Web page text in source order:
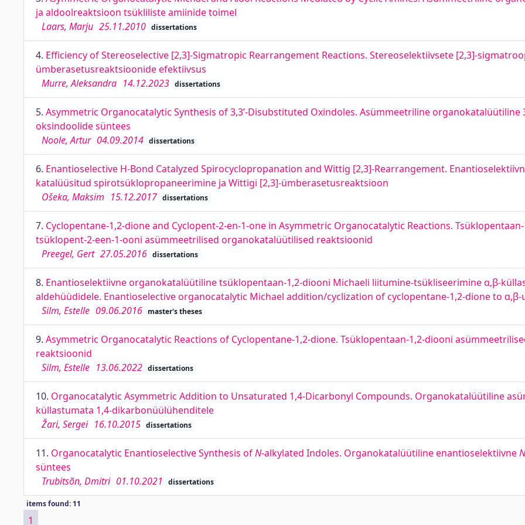
ja aldoolreaktsioon tsükliliste amiinide toimel
Laars, Marju 25.11.2010 dissertations
4. Efficiency of Stereoselective [2,3]-Sigmatropic Rearrangement Reactions. Stereoselektiivsete [2,3]-
ümberasetusreaktsioonide efektiivsus
Murre, Aleksandra 14.12.2023 dissertations
5. Asymmetric Organocatalytic Synthesis of 3,3’-Disubstituted Oxindoles. Asümmeetriline organokatalüütiline
oksindoolide süntees
Noole, Artur 04.09.2014 dissertations
6. Enantioselective H-Bond Catalyzed Spirocyclopropanation and Wittig [2,3]-Rearrangement.
katalüüsitud spirotsüklopropaneerimine ja Wittigi [2,3]-ümberasetusreaktsioon
Ošeka, Maksim 15.12.2017 dissertations
7. Cyclopentane-1,2-dione and Cyclopent-2-en-1-one in Asymmetric Organocatalytic Reactions.
tsüklopent-2-een-1-ooni asümmeetrilised organokatalüütilised reaktsioonid
Preegel, Gert 27.05.2016 dissertations
8. Enantioselektiivne organokatalüütiline tsüklopentaan-1,2-diooni Michaeli liitumine-tsükliseerimine α,β-
aldehüüdidele. Enantioselective organocatalytic Michael addition/cyclization of cyclopentane-1,2-dione to
Silm, Estelle 09.06.2016 master's theses
9. Asymmetric Organocatalytic Reactions of Cyclopentane-1,2-dione. Tsüklopentaan-1,2-diooni
reaktsioonid
Silm, Estelle 13.06.2022 dissertations
10. Organocatalytic Asymmetric Addition to Unsaturated 1,4-Dicarbonyl Compounds. Organokatalüütiline
küllastumata 1,4-dikarbonüülühenditele
Žari, Sergei 16.10.2015 dissertations
11. Organocatalytic Enantioselective Synthesis ofN-alkylated Indoles. Organokatalüütiline enantioselektiivneN
süntees
Trubitsõn, Dmitri 01.10.2021 dissertations
items found: 11
1